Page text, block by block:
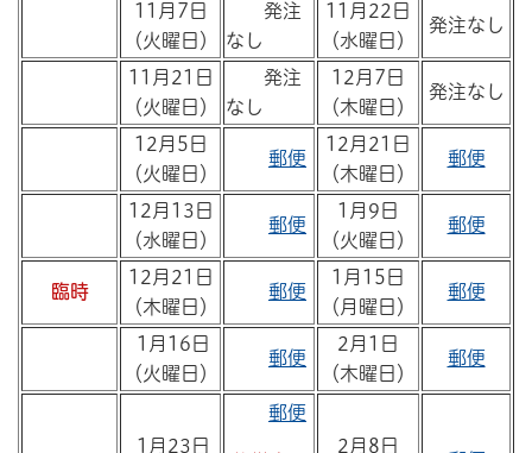
11月7日
（火曜日）
発注
なし
11月22日
（水曜日）
発注なし
11月21日
（火曜日）
発注
なし
12月7日
（木曜日）
発注なし
12月5日
（火曜日）
郵便
12月21日
（木曜日）
郵便
12月13日
（水曜日）
郵便
1月9日
（火曜日）
郵便
臨時
12月21日
（木曜日）
郵便
1月15日
（月曜日）
郵便
1月16日
（火曜日）
郵便
2月1日
（木曜日）
郵便
1月23日
郵便
2月8日